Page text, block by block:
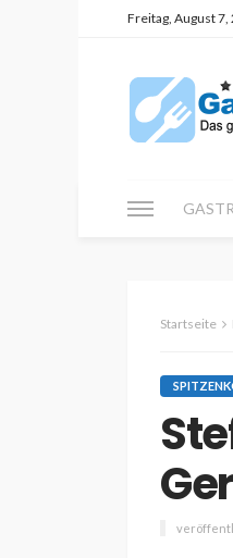
Freitag, August 7,
Startseite